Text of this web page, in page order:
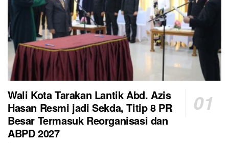
Wali Kota Tarakan Lantik Abd. Azis
Hasan Resmi jadi Sekda, Titip 8 PR
Besar Termasuk Reorganisasi dan
ABPD 2027